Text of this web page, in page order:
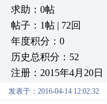
求助：0帖
帖子：1帖 | 72回
年度积分：0
历史总积分：52
注册：2015年4月20日
发表于：2016-04-14 12:02:32